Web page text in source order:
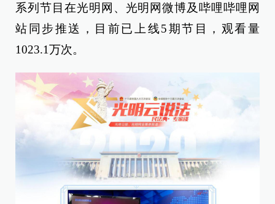
系列节目在光明网、光明网微博及哔哩哔哩网
站同步推送，目前已上线5期节目，观看量
1023.1万次。